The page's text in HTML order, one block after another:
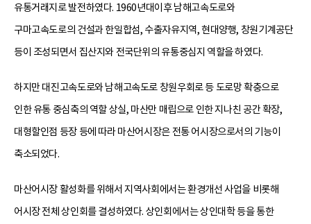
유통거래지로 발전하였다. 1960년대이후 남해고속도로와
구마고속도로의 건설과 한일합섬, 수출자유지역, 현대양행, 창원기계공단
등이 조성되면서 집산지와 전국단위의 유통중심지 역할을 하였다.
하지만 대진고속도로와 남해고속도로 창원우회로 등 도로망 확충으로
인한 유통 중심축의 역할 상실, 마산만 매립으로 인한 지나친 공간 확장,
대형할인점 등장 등에 따라 마산어시장은 전통 어시장으로서의 기능이
축소되었다.
마산어시장 활성화를 위해서 지역사회에서는 환경개선 사업을 비롯해
어시장 전체 상인회를 결성하였다. 상인회에서는 상인대학 등을 통한